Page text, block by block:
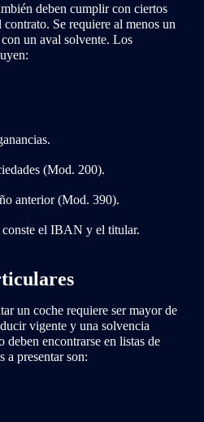
deben cumplir con ciertos
Se requiere al menos un
un aval solvente. Los
(Mod. 200).
anterior (Mod. 390).
el IBAN y el titular.
un coche requiere ser mayor de
vigente y una solvencia
encontrarse en listas de
a presentar son: